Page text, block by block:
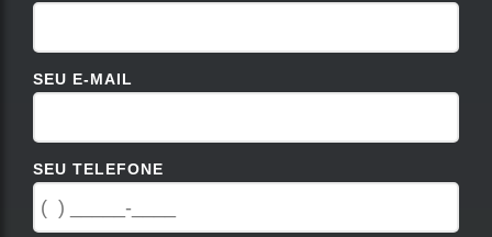
SEU E-MAIL
SEU TELEFONE